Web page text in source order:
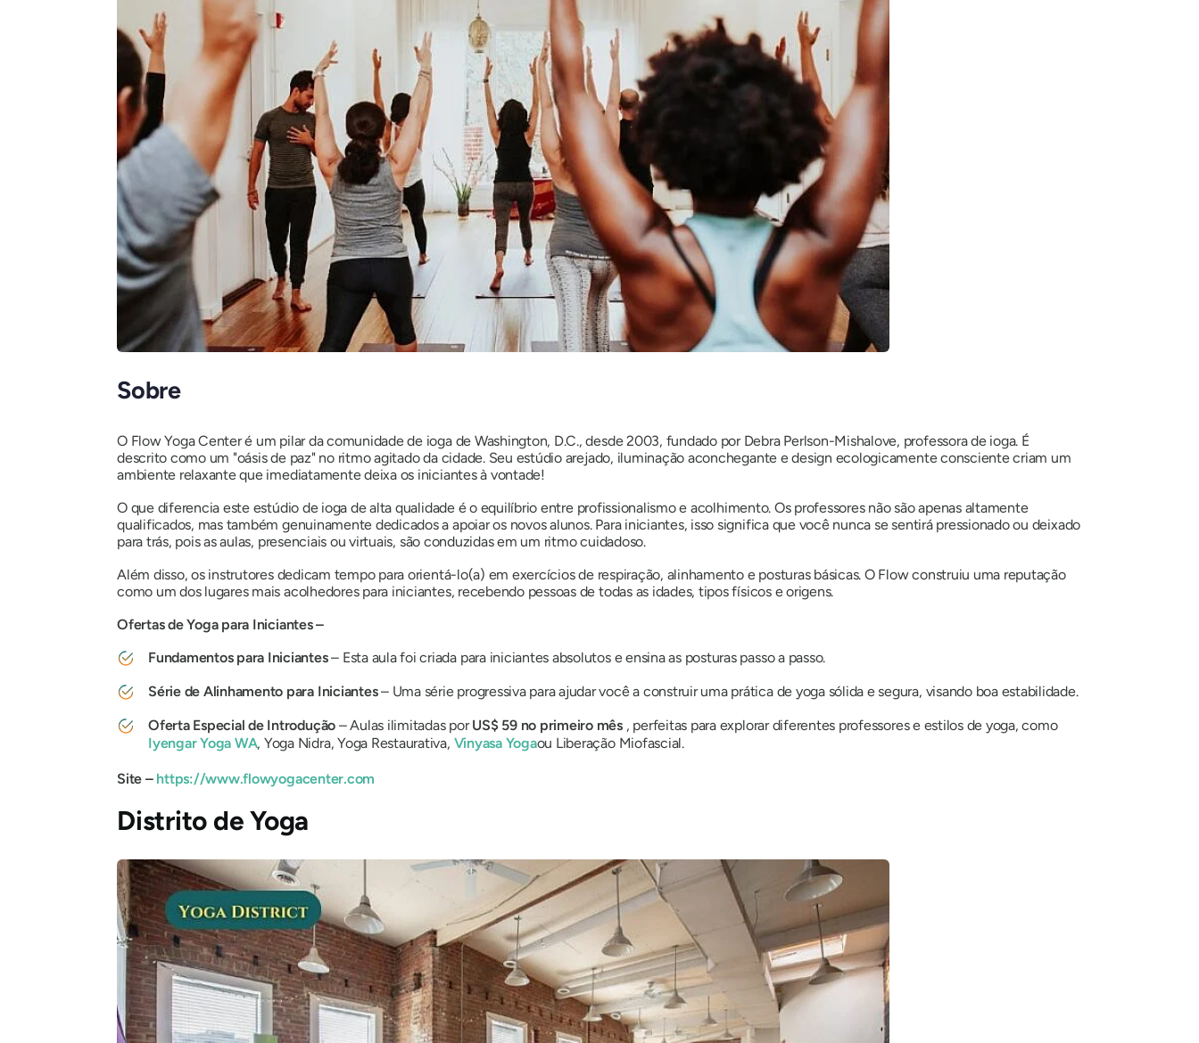
Sobre
O Flow Yoga Center é um pilar da comunidade de ioga de Washington, D.C., desde 2003, fundado por Debra Perlson-Mishalove, professora de ioga. É
descrito como um "oásis de paz"no ritmo agitado da cidade. Seu estúdio arejado, iluminação aconchegante e design ecologicamente consciente criam um
ambiente relaxante que imediatamente deixa os iniciantes à vontade!
O que diferencia este estúdio de ioga de alta qualidade é o equilíbrio entre profissionalismo e acolhimento. Os professores não são apenas altamente
qualificados, mas também genuinamente dedicados a apoiar os novos alunos. Para iniciantes, isso significa que você nunca se sentirá pressionado ou deixado
para trás, pois as aulas, presenciais ou virtuais, são conduzidas em um ritmo cuidadoso.
Além disso, os instrutores dedicam tempo para orientá-lo(a) em exercícios de respiração, alinhamento e posturas básicas. O Flow construiu uma reputação
como um dos lugares mais acolhedores para iniciantes, recebendo pessoas de todas as idades, tipos físicos e origens.
Ofertas de Yoga para Iniciantes –
Fundamentos para Iniciantes– Esta aula foi criada para iniciantes absolutos e ensina as posturas passo a passo.
Série de Alinhamento para Iniciantes– Uma série progressiva para ajudar você a construir uma prática de yoga sólida e segura, visando boa estabilidade.
Oferta Especial de Introdução – Aulas ilimitadas porUS$ 59 no primeiro mês , perfeitas para explorar diferentes professores e estilos de yoga, como
Iyengar Yoga WA, Yoga Nidra, Yoga Restaurativa, Vinyasa Yogaou Liberação Miofascial.
Site –https://www.flowyogacenter.com
Distrito de Yoga